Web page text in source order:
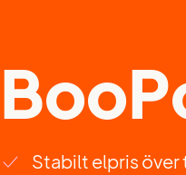
Stabilt elpris över